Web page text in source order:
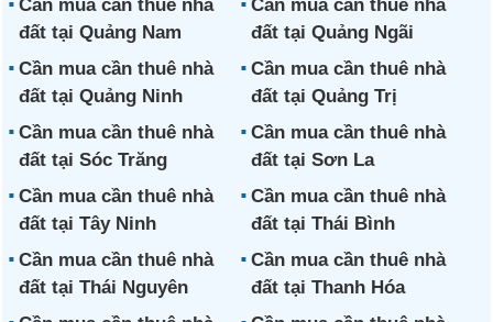
Cần mua cần thuê nhà
đất tại Quảng Nam
Cần mua cần thuê nhà
đất tại Quảng Ngãi
Cần mua cần thuê nhà
đất tại Quảng Ninh
Cần mua cần thuê nhà
đất tại Quảng Trị
Cần mua cần thuê nhà
đất tại Sóc Trăng
Cần mua cần thuê nhà
đất tại Sơn La
Cần mua cần thuê nhà
đất tại Tây Ninh
Cần mua cần thuê nhà
đất tại Thái Bình
Cần mua cần thuê nhà
đất tại Thái Nguyên
Cần mua cần thuê nhà
đất tại Thanh Hóa